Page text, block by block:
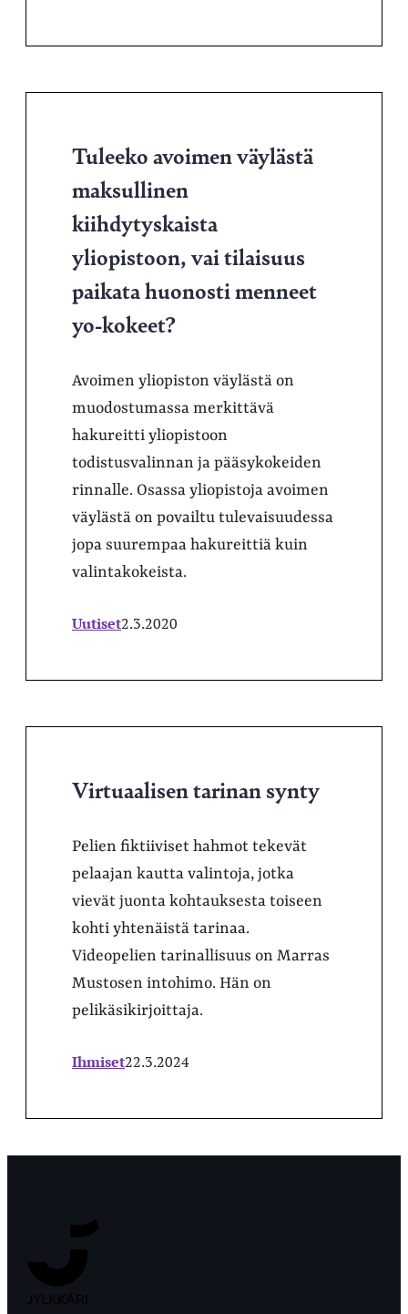
Tuleeko avoimen väylästä
maksullinen
kiihdytyskaista
yliopistoon, vai tilaisuus
paikata huonosti menneet
yo-kokeet?
Avoimen yliopiston väylästä on
muodostumassa merkittävä
hakureitti yliopistoon
todistusvalinnan ja pääsykokeiden
rinnalle. Osassa yliopistoja avoimen
väylästä on povailtu tulevaisuudessa
jopa suurempaa hakureittiä kuin
valintakokeista.
Uutiset2.3.2020
Virtuaalisen tarinan synty
Pelien fiktiiviset hahmot tekevät
pelaajan kautta valintoja, jotka
vievät juonta kohtauksesta toiseen
kohti yhtenäistä tarinaa.
Videopelien tarinallisuus on Marras
Mustosen intohimo. Hän on
pelikäsikirjoittaja.
Ihmiset22.3.2024